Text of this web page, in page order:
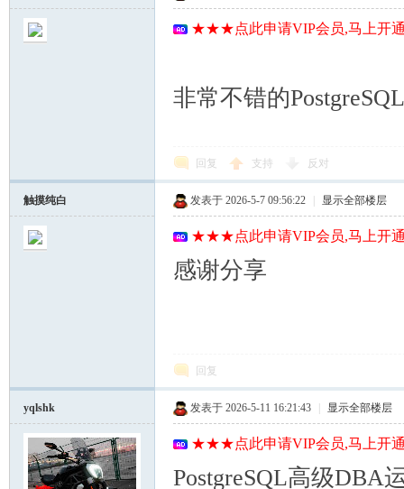
★★★点此申请VIP会员,马上开
非常不错的
回复 支持 反对
触摸纯白 发表于 2026-5-7 09:56:22 显示全部楼层
★★★点此申请VIP会员,马上开
感谢分享
回复
yqlshk 发表于 2026-5-11 16:21:43 显示全部楼层
★★★点此申请VIP会员,马上开
PostgreSQL高级DBA